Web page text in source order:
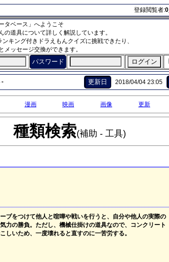
登録閲覧者:0
タベース」へようこそ
の道具について詳しく解説しています。
ンキング付きドラえもんクイズに挑戦できたり、
メッセージ交換ができます。
パスワード
- 更新日 2018/04/04 23:05
漫画 映画 画像 更新
種類検索(補助 - 工具)
ブをつけて他人と喧嘩や戦いを行うと、自分や他人の実際の
力の勝負。ただし、機械仕掛けの道具なので、コンクリート
しいため、一度壊れると直すのに一苦労する。